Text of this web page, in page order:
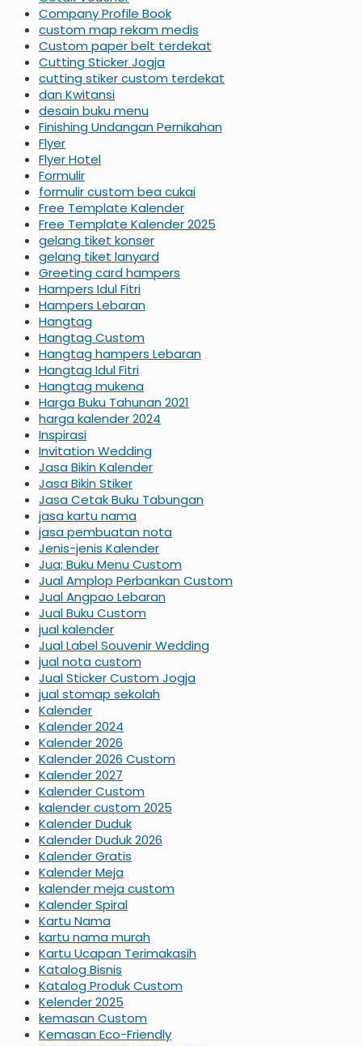
Company Profile Book
custom map rekam medis
Custom paper belt terdekat
Cutting Sticker Jogja
cutting stiker custom terdekat
dan Kwitansi
desain buku menu
Finishing Undangan Pernikahan
Flyer
Flyer Hotel
Formulir
formulir custom bea cukai
Free Template Kalender
Free Template Kalender 2025
gelang tiket konser
gelang tiket lanyard
Greeting card hampers
Hampers Idul Fitri
Hampers Lebaran
Hangtag
Hangtag Custom
Hangtag hampers Lebaran
Hangtag Idul Fitri
Hangtag mukena
Harga Buku Tahunan 2021
harga kalender 2024
Inspirasi
Invitation Wedding
Jasa Bikin Kalender
Jasa Bikin Stiker
Jasa Cetak Buku Tabungan
jasa kartu nama
jasa pembuatan nota
Jenis-jenis Kalender
Jua; Buku Menu Custom
Jual Amplop Perbankan Custom
Jual Angpao Lebaran
Jual Buku Custom
jual kalender
Jual Label Souvenir Wedding
jual nota custom
Jual Sticker Custom Jogja
jual stomap sekolah
Kalender
Kalender 2024
Kalender 2026
Kalender 2026 Custom
Kalender 2027
Kalender Custom
kalender custom 2025
Kalender Duduk
Kalender Duduk 2026
Kalender Gratis
Kalender Meja
kalender meja custom
Kalender Spiral
Kartu Nama
kartu nama murah
Kartu Ucapan Terimakasih
Katalog Bisnis
Katalog Produk Custom
Kelender 2025
kemasan Custom
Kemasan Eco-Friendly